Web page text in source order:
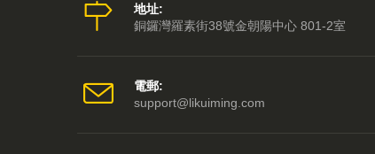
地址:
銅鑼灣羅素街38號金朝陽中心 801-2室
電郵:
support@likuiming.com